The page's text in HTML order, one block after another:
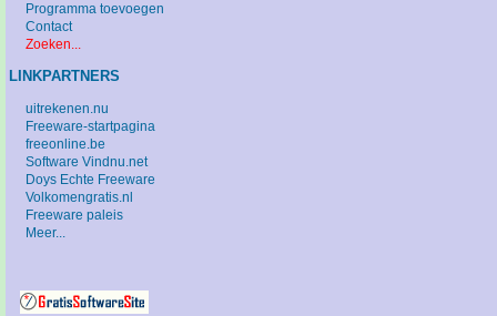
Programma toevoegen
Contact
Zoeken...
LINKPARTNERS
uitrekenen.nu
Freeware-startpagina
freeonline.be
Software Vindnu.net
Doys Echte Freeware
Volkomengratis.nl
Freeware paleis
Meer...